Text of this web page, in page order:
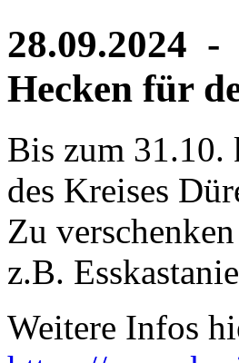
28.09.2024
Hecken für
Bis zum 31.10.
des Kreises
Zu
z.B.
Weitere Infos